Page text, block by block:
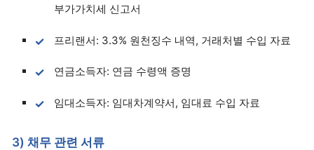
부가가치세 신고서
프리랜서: 3.3% 원천징수 내역, 거래처별 수입 자료
연금소득자: 연금 수령액 증명
임대소득자: 임대차계약서, 임대료 수입 자료
3) 채무 관련 서류